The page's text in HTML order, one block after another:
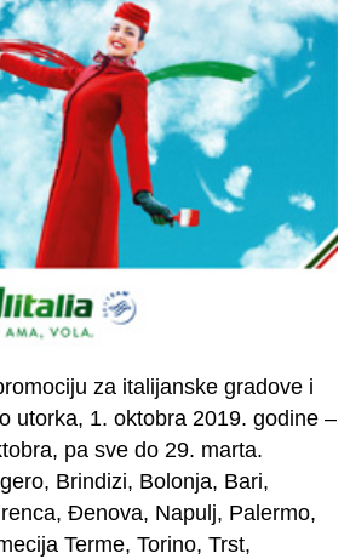
za italijanske gradove i
utorka, 1. oktobra 2019. godine –
pa sve do 29. marta.
Brindizi, Bolonja, Bari,
Đenova, Napulj, Palermo,
Terme, Torino, Trst,